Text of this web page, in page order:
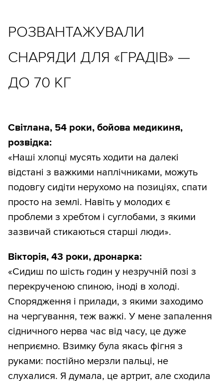
РОЗВАНТАЖУВАЛИ
СНАРЯДИ ДЛЯ «ГРАДІВ» —
ДО 70 КГ
Світлана, 54 роки, бойова медикиня,
розвідка:
«Наші хлопці мусять ходити на далекі
відстані з важкими наплічниками, можуть
подовгу сидіти нерухомо на позиціях, спати
просто на землі. Навіть у молодих є
проблеми з хребтом і суглобами, з якими
зазвичай стикаються старші люди».
Вікторія, 43 роки, дронарка:
«Сидиш по шість годин у незручній позі з
перекрученою спиною, іноді в холоді.
Спорядження і прилади, з якими заходимо
на чергування, теж важкі. У мене запалення
сідничного нерва час від часу, це дуже
неприємно. Взимку була якась фігня з
руками: постійно мерзли пальці, не
слухалися. Я думала, це артрит, але сходила